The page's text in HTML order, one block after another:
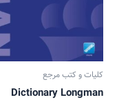
کلیات و کتب مرجع
Dictionary Longman